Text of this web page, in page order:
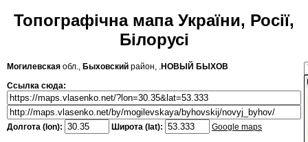
Топографічна мапа України, Росії,
Білорусі
Могилевская обл., Быховский район, .НОВЫЙ БЫХОВ
Ссылка сюда:
Долгота (lon): Широта (lat): Google maps